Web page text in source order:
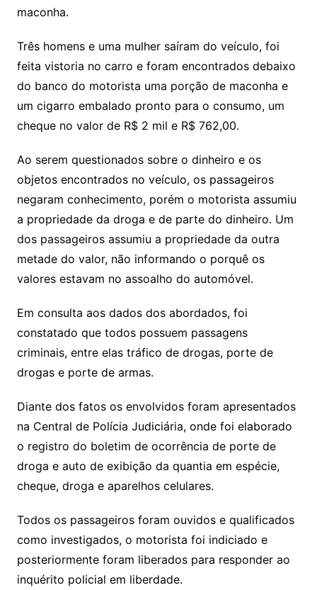
maconha.
Três homens e uma mulher saíram do veículo, foi
feita vistoria no carro e foram encontrados debaixo
do banco do motorista uma porção de maconha e
um cigarro embalado pronto para o consumo, um
cheque no valor de R$ 2 mil e R$ 762,00.
Ao serem questionados sobre o dinheiro e os
objetos encontrados no veículo, os passageiros
negaram conhecimento, porém o motorista assumiu
a propriedade da droga e de parte do dinheiro. Um
dos passageiros assumiu a propriedade da outra
metade do valor, não informando o porquê os
valores estavam no assoalho do automóvel.
Em consulta aos dados dos abordados, foi
constatado que todos possuem passagens
criminais, entre elas tráfico de drogas, porte de
drogas e porte de armas.
Diante dos fatos os envolvidos foram apresentados
na Central de Polícia Judiciária, onde foi elaborado
o registro do boletim de ocorrência de porte de
droga e auto de exibição da quantia em espécie,
cheque, droga e aparelhos celulares.
Todos os passageiros foram ouvidos e qualificados
como investigados, o motorista foi indiciado e
posteriormente foram liberados para responder ao
inquérito policial em liberdade.